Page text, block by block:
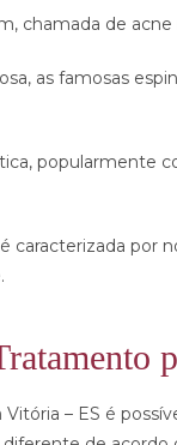
chamada de
as famosas
, popularmente
é caracterizada por
– ES é